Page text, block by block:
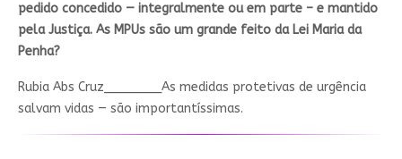
pedido concedido — integralmente ou em parte – e mantido
pela Justiça. As MPUs são um grande feito da Lei Maria da
Penha?
Rubia Abs Cruz________ As medidas protetivas de urgência
salvam vidas — são importantíssimas.